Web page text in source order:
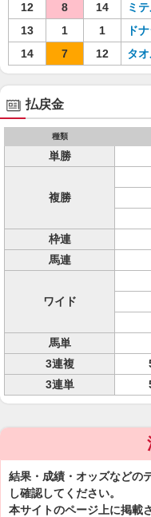
12
8 14 ミ
13
1 1 ド
14
7 12 タ
払戻金
種類
単勝
複勝
枠連
馬連
ワイド
馬単
3連複
3連単
結果・成績・オッズなどの
し確認してください。
本サイトのページ上に掲載